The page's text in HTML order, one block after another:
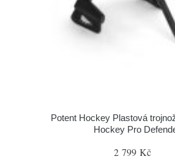
Potent Hockey Plastová
Hockey Pro
2 799 Kč